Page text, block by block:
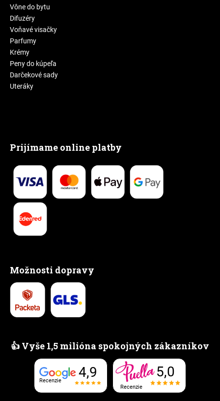
Vône do bytu
Difuzéry
Voňavé visačky
Parfumy
Krémy
Peny do kúpeľa
Darčekové sady
Uteráky
Prijímame online platby
Možnosti dopravy
👍 Vyše 1,5 milióna spokojných zákazníkov
Recenzie
4,9
Recenzie
5,0